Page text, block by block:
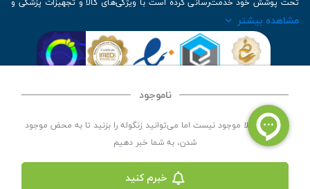
ناموجود
این کالا فعلا موجود نیست اما می‌توانید زنگوله را بزنید تا به محض موجود
شدن، به شما خبر دهیم
خبرم کنید
برترین برندهای موجود در بازار اطلاعات بسیار ارزشمندی را دارا می‌باشد
| تلفن تماس : 36333383-035 | ایمیل: Info@Sib115.com
مشاهده بیشتر
کلیه حقوق این سایت متعلق به سیب 115 ( فروشگاه لوازم پزشکی سیب 115 ) است، توسعه و
کدنویسی توسطسپکام سیستم